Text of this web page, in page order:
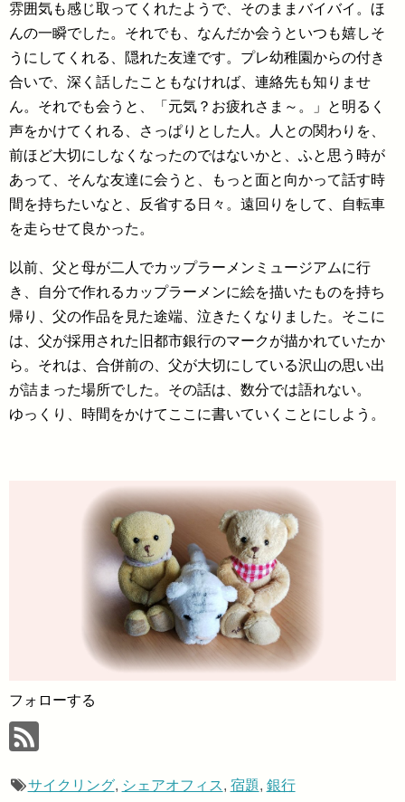
雰囲気も感じ取ってくれたようで、そのままバイバイ。ほ
んの一瞬でした。それでも、なんだか会うといつも嬉しそ
うにしてくれる、隠れた友達です。プレ幼稚園からの付き
合いで、深く話したこともなければ、連絡先も知りませ
ん。それでも会うと、「元気？お疲れさま～。」と明るく
声をかけてくれる、さっぱりとした人。人との関わりを、
前ほど大切にしなくなったのではないかと、ふと思う時が
あって、そんな友達に会うと、もっと面と向かって話す時
間を持ちたいなと、反省する日々。遠回りをして、自転車
を走らせて良かった。
以前、父と母が二人でカップラーメンミュージアムに行
き、自分で作れるカップラーメンに絵を描いたものを持ち
帰り、父の作品を見た途端、泣きたくなりました。そこに
は、父が採用された旧都市銀行のマークが描かれていたか
ら。それは、合併前の、父が大切にしている沢山の思い出
が詰まった場所でした。その話は、数分では語れない。
ゆっくり、時間をかけてここに書いていくことにしよう。
フォローする
サイクリング, シェアオフィス, 宿題, 銀行